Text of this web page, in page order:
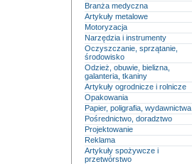
Branża medyczna
Artykuły metalowe
Motoryzacja
Narzędzia i instrumenty
Oczyszczanie, sprzątanie,
środowisko
Odzież, obuwie, bielizna,
galanteria, tkaniny
Artykuły ogrodnicze i rolnicze
Opakowania
Papier, poligrafia, wydawnictwa
Pośrednictwo, doradztwo
Projektowanie
Reklama
Artykuły spożywcze i
przetwórstwo